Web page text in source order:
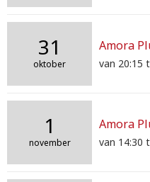
31
oktober
Amora
van 20:15
1
november
Amora
van 14:30